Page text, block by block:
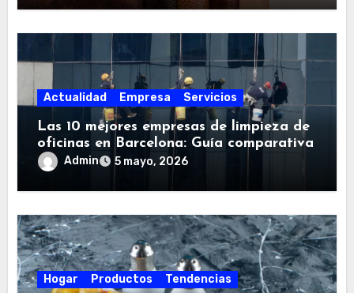
Actualidad Empresa Servicios
Las 10 mejores empresas de limpieza de
oficinas en Barcelona: Guía comparativa
Admin 5 mayo, 2026
Hogar Productos Tendencias